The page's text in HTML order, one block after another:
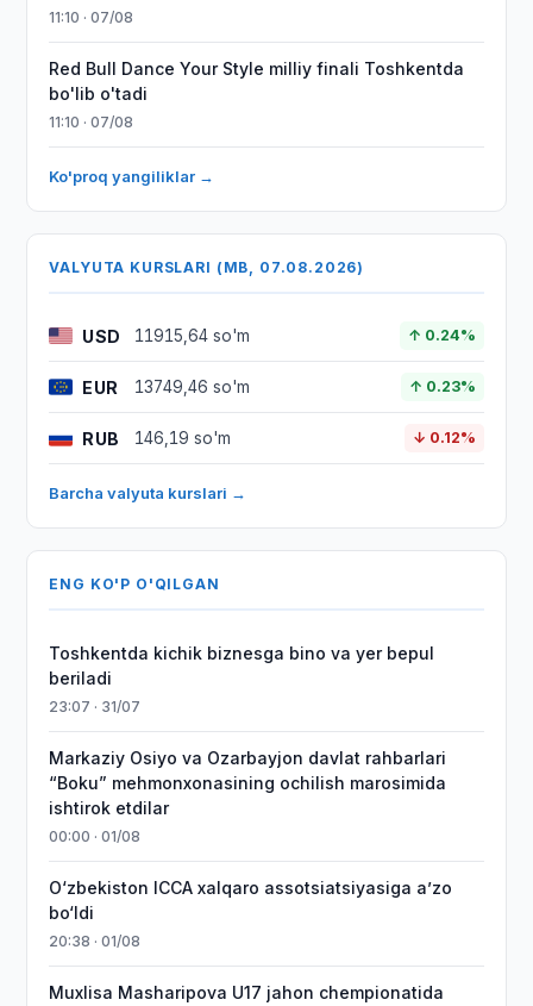
11:10 · 07/08
Red Bull Dance Your Style milliy finali Toshkentda
bo'lib o'tadi
11:10 · 07/08
Ko'proq yangiliklar →
VALYUTA KURSLARI (MB, 07.08.2026)
USD 11915,64 so'm ↑ 0.24%
EUR 13749,46 so'm ↑ 0.23%
RUB 146,19 so'm ↓ 0.12%
Barcha valyuta kurslari →
ENG KO'P O'QILGAN
Toshkentda kichik biznesga bino va yer bepul
beriladi
23:07 · 31/07
Markaziy Osiyo va Ozarbayjon davlat rahbarlari
“Boku” mehmonxonasining ochilish marosimida
ishtirok etdilar
00:00 · 01/08
O‘zbekiston ICCA xalqaro assotsiatsiyasiga aʼzo
bo‘ldi
20:38 · 01/08
Muxlisa Masharipova U17 jahon chempionatida